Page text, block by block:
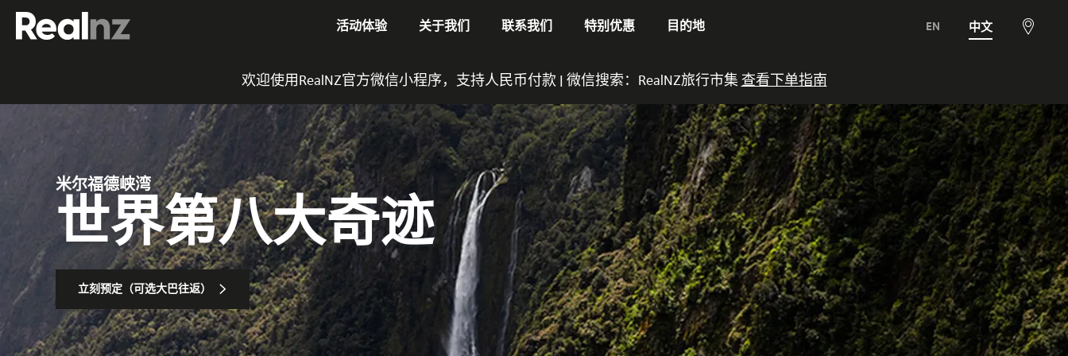
RealNZ 活动体验 关于我们 联系我们 特别优惠 目的地 EN 中文
View
欢迎使用RealNZ官方微信小程序，支持人民币付款 | 微信搜索： RealNZ旅行市集 查看下单指南
米尔福德峡湾
世界第八大奇迹
立刻预定（可选大巴往返）